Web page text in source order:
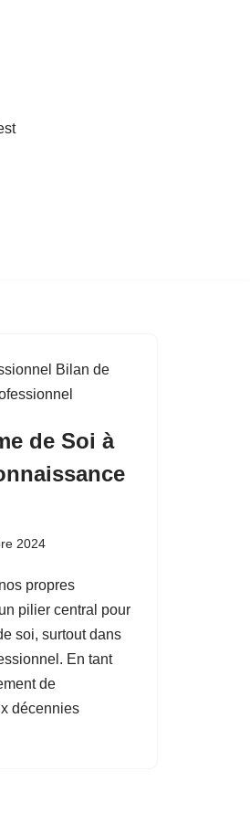
de Soi à
2024
propres
pilier central pour
soi, surtout dans
En tant
de
décennies